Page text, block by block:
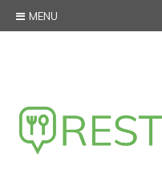
Skip
to
MENU